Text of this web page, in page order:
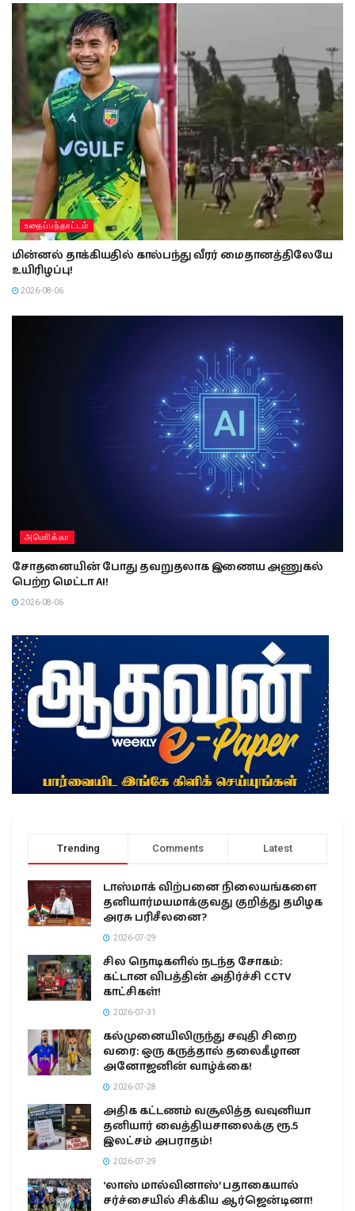
உதைப்பந்தாட்டம்
மின்னல் தாக்கியதில் கால்பந்து வீரர் மைதானத்திலேயே
உயிரிழப்பு!
2026-08-06
அமொிக்கா
சோதனையின் போது தவறுதலாக இணைய அணுகல்
பெற்ற மெட்டா AI!
2026-08-06
Trending Comments Latest
டாஸ்மாக் விற்பனை நிலையங்களை
தனியார்மயமாக்குவது குறித்து தமிழக
அரசு பரிசீலனை?
2026-07-29
சில நொடிகளில் நடந்த சோகம்:
கட்டான விபத்தின் அதிர்ச்சி CCTV
காட்சிகள்!
2026-07-31
கல்முனையிலிருந்து சவுதி சிறை
வரை: ஒரு கருத்தால் தலைகீழான
அனோஜனின் வாழ்க்கை!
2026-07-28
அதிக கட்டணம் வசூலித்த வவுனியா
தனியார் வைத்தியசாலைக்கு ரூ.5
இலட்சம் அபராதம்!
2026-07-29
‘லாஸ் மால்வினாஸ்’ பதாகையால்
சர்ச்சையில் சிக்கிய ஆர்ஜென்டினா!